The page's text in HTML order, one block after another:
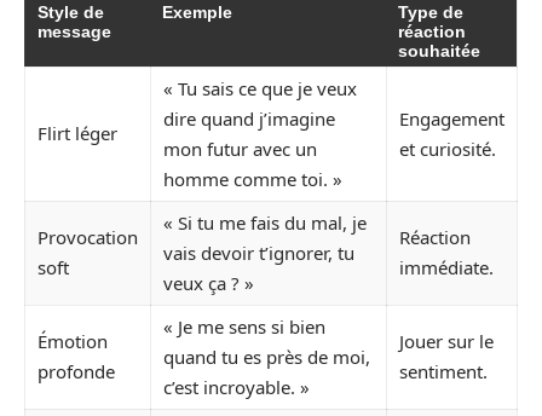
Style de
message
Exemple
Type de
réaction
souhaitée
Flirt léger
« Tu sais ce que je veux
dire quand j’imagine
mon futur avec un
homme comme toi. »
Engagement
et curiosité.
Provocation
soft
« Si tu me fais du mal, je
vais devoir t’ignorer, tu
veux ça ? »
Réaction
immédiate.
Émotion
profonde
« Je me sens si bien
quand tu es près de moi,
c’est incroyable. »
Jouer sur le
sentiment.